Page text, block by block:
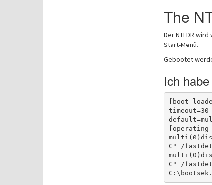
The
Der NTLDR
Start-Menü.
Gebootet
Ich
[boot
timeout=30
[operating
C" /
C" /